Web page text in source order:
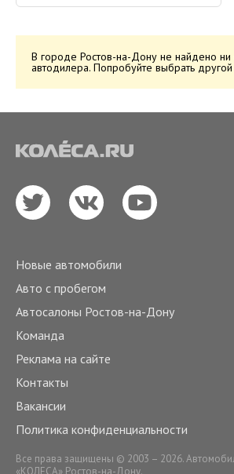
В городе Ростов-на-Дону не найдено ни
автодилера. Попробуйте выбрать
Новые автомобили
Авто с пробегом
Автосалоны Ростов-на-Дону
Команда
Реклама на сайте
Контакты
Вакансии
Политика конфиденциальности
Все права защищены © 2003 – 2026.